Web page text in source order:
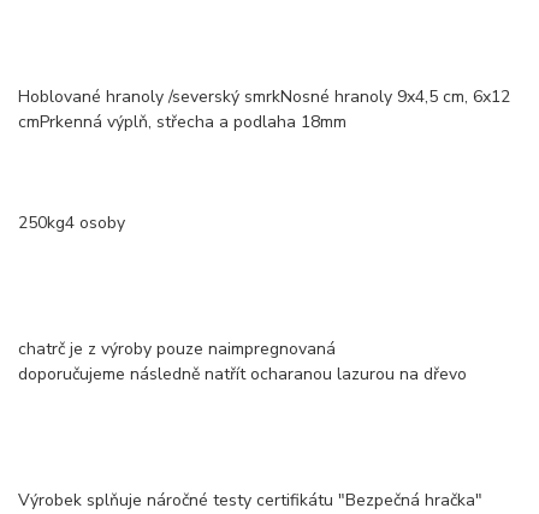
Hoblované hranoly /severský smrkNosné hranoly 9x4,5 cm, 6x12
cmPrkenná výplň, střecha a podlaha 18mm
250kg4 osoby
chatrč je z výroby pouze naimpregnovaná
doporučujeme následně natřít ocharanou lazurou na dřevo
Výrobek splňuje náročné testy certifikátu "Bezpečná hračka"